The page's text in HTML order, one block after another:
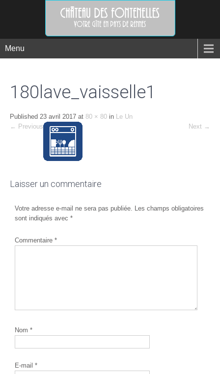
Menu
180lave_vaisselle1
Published 23 avril 2017 at 80 × 80 in Le Un
← Previous Next →
Laisser un commentaire
Votre adresse e-mail ne sera pas publiée. Les champs obligatoires
sont indiqués avec *
Commentaire *
Nom *
E-mail *